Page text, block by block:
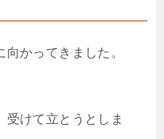
かってきました。
けて立とうとしま